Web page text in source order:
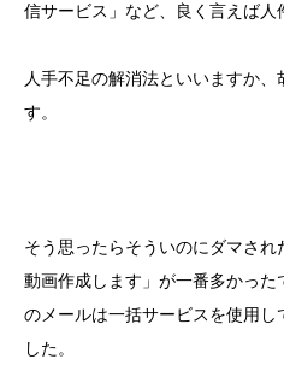
信サービス」など、良く言えば人
人手不足の解消法といいますか
す。
そう思ったらそういのにダマさ
動画作成します」が一番多かった
のメールは一括サービスを使用し
した。